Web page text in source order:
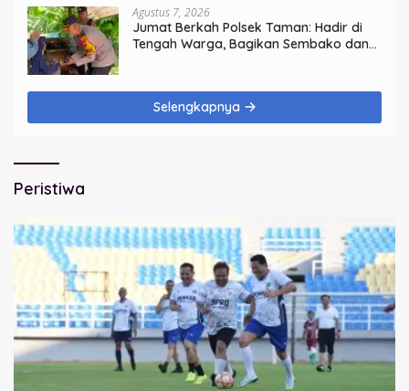
Agustus 7, 2026
Jumat Berkah Polsek Taman: Hadir di
Tengah Warga, Bagikan Sembako dan
Selengkapnya
Peristiwa